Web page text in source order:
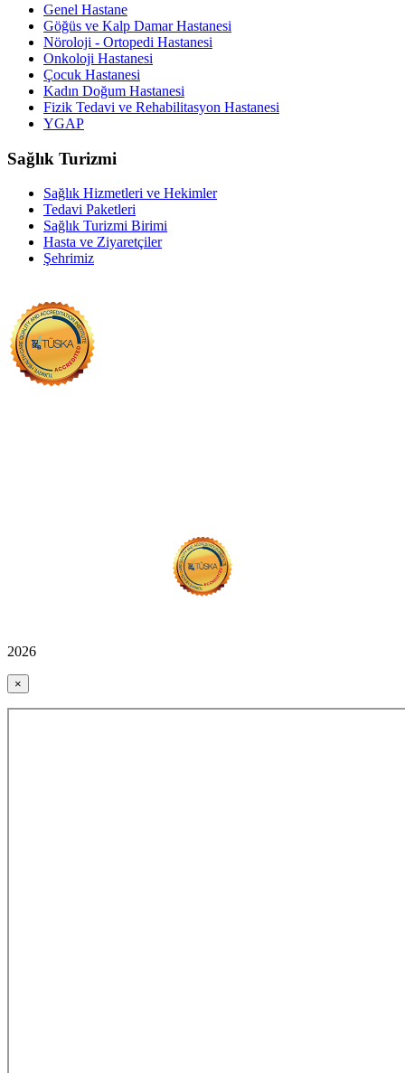
Genel Hastane
Göğüs ve Kalp Damar Hastanesi
Nöroloji - Ortopedi Hastanesi
Onkoloji Hastanesi
Çocuk Hastanesi
Kadın Doğum Hastanesi
Fizik Tedavi ve Rehabilitasyon Hastanesi
YGAP
Sağlık Turizmi
Sağlık Hizmetleri ve Hekimler
Tedavi Paketleri
Sağlık Turizmi Birimi
Hasta ve Ziyaretçiler
Şehrimiz
2026
×